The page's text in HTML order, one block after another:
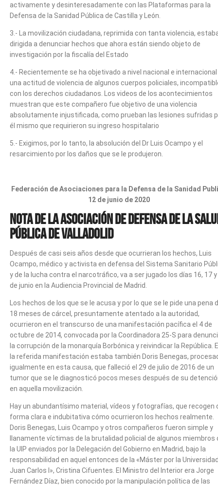
activamente y desinteresadamente con las Plataformas para la
Defensa de la Sanidad Pública de Castilla y León.
3.- La movilización ciudadana, reprimida con tanta violencia,
dirigida a denunciar hechos que ahora están siendo objeto de
investigación por la fiscalía del Estado
4.- Recientemente se ha objetivado a nivel nacional e internacional
una actitud de violencia de algunos cuerpos policiales,
con los derechos ciudadanos. Los videos de los acontecimientos
muestran que este compañero fue objetivo de una violencia
absolutamente injustificada, como prueban las lesiones sufridas
él mismo que requirieron su ingreso hospitalario
5.- Exigimos, por lo tanto, la absolución del Dr Luis Ocampo y el
resarcimiento por los daños que se le produjeron.
Federación de Asociaciones para la Defensa de la Sanidad
12 de junio de 2020
Nota de la Asociación de Defensa de la
Pública de Valladolid
Después de casi seis años desde que ocurrieran los hechos, Luis
Ocampo, médico y activista en defensa del Sistema Sanitario
y de la lucha contra el narcotráfico, va a ser jugado los días 16, 17
de junio en la Audiencia Provincial de Madrid.
Los hechos de los que se le acusa y por lo que se le pide una pena
18 meses de cárcel, presuntamente atentado a la autoridad,
ocurrieron en el transcurso de una manifestación pacífica el 4 de
octubre de 2014, convocada por la Coordinadora 25-S para
la corrupción de la monarquía Borbónica y reivindicar la República.
la referida manifestación estaba también Doris Benegas,
igualmente en esta causa, que falleció el 29 de julio de 2016 de un
tumor que se le diagnosticó pocos meses después de su
en aquella movilización.
Hay un abundantísimo material, vídeos y fotografías, que recogen
forma clara e indubitativa cómo ocurrieron los hechos realmente.
Doris Benegas, Luis Ocampo y otros compañeros fueron simple y
llanamente víctimas de la brutalidad policial de algunos miembros
la UIP enviados por la Delegación del Gobierno en Madrid, bajo la
responsabilidad en aquel entonces de la «Máster por la
Juan Carlos I», Cristina Cifuentes. El Ministro del Interior era Jorge
Fernández Díaz, bien conocido por la manipulación política de las